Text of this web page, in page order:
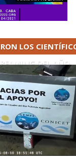
LOS
DEL AÑO